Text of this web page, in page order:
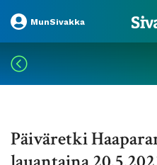
MunSivakka
Päiväretki